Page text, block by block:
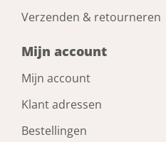
Verzenden & retourneren
Mijn account
Mijn account
Klant adressen
Bestellingen